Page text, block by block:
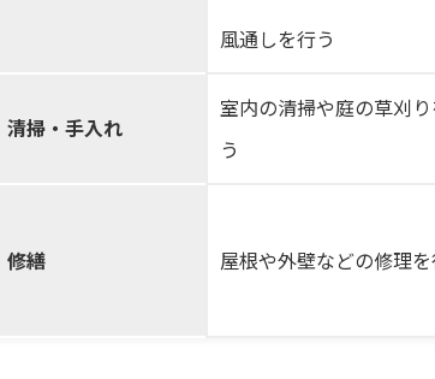
風通しを行う
清掃・手入れ
室内の清掃や庭の草刈
う
修繕 屋根や外壁などの修理を